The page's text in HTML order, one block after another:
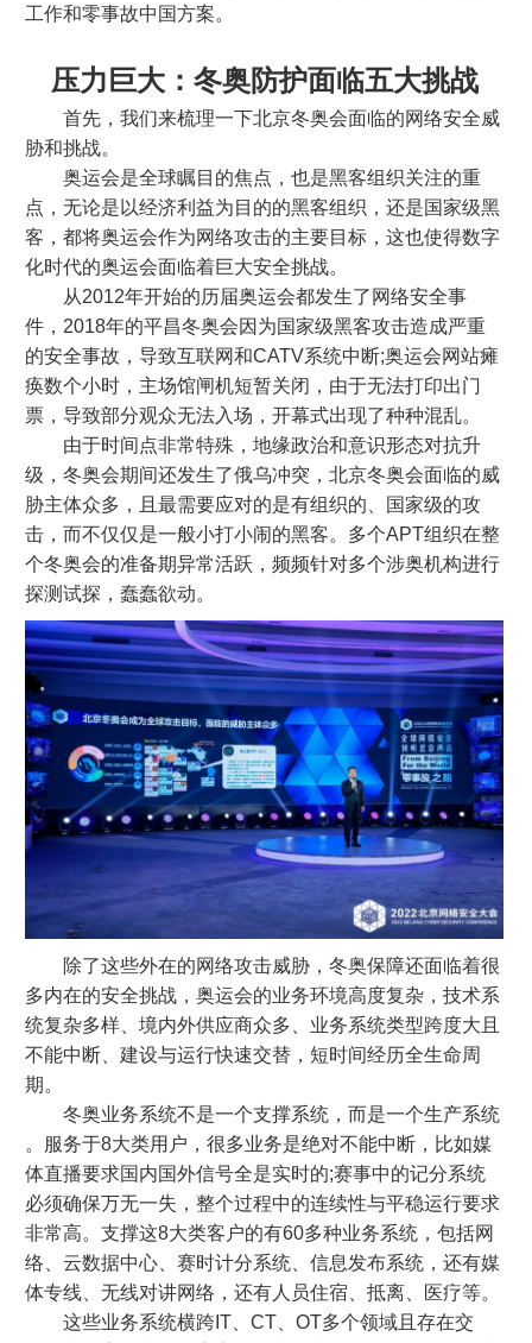
工作和零事故中国方案。
压力巨大：冬奥防护面临五大挑战
首先，我们来梳理一下北京冬奥会面临的网络安全威
胁和挑战。
奥运会是全球瞩目的焦点，也是黑客组织关注的重
点，无论是以经济利益为目的的黑客组织，还是国家级黑
客，都将奥运会作为网络攻击的主要目标，这也使得数字
化时代的奥运会面临着巨大安全挑战。
从2012年开始的历届奥运会都发生了网络安全事
件，2018年的平昌冬奥会因为国家级黑客攻击造成严重
的安全事故，导致互联网和CATV系统中断;奥运会网站瘫
痪数个小时，主场馆闸机短暂关闭，由于无法打印出门
票，导致部分观众无法入场，开幕式出现了种种混乱。
由于时间点非常特殊，地缘政治和意识形态对抗升
级，冬奥会期间还发生了俄乌冲突，北京冬奥会面临的威
胁主体众多，且最需要应对的是有组织的、国家级的攻
击，而不仅仅是一般小打小闹的黑客。多个APT组织在整
个冬奥会的准备期异常活跃，频频针对多个涉奥机构进行
探测试探，蠢蠢欲动。
除了这些外在的网络攻击威胁，冬奥保障还面临着很
多内在的安全挑战，奥运会的业务环境高度复杂，技术系
统复杂多样、境内外供应商众多、业务系统类型跨度大且
不能中断、建设与运行快速交替，短时间经历全生命周
期。
冬奥业务系统不是一个支撑系统，而是一个生产系统
。服务于8大类用户，很多业务是绝对不能中断，比如媒
体直播要求国内国外信号全是实时的;赛事中的记分系统
必须确保万无一失，整个过程中的连续性与平稳运行要求
非常高。支撑这8大类客户的有60多种业务系统，包括网
络、云数据中心、赛时计分系统、信息发布系统，还有媒
体专线、无线对讲网络，还有人员住宿、抵离、医疗等。
这些业务系统横跨IT、CT、OT多个领域且存在交